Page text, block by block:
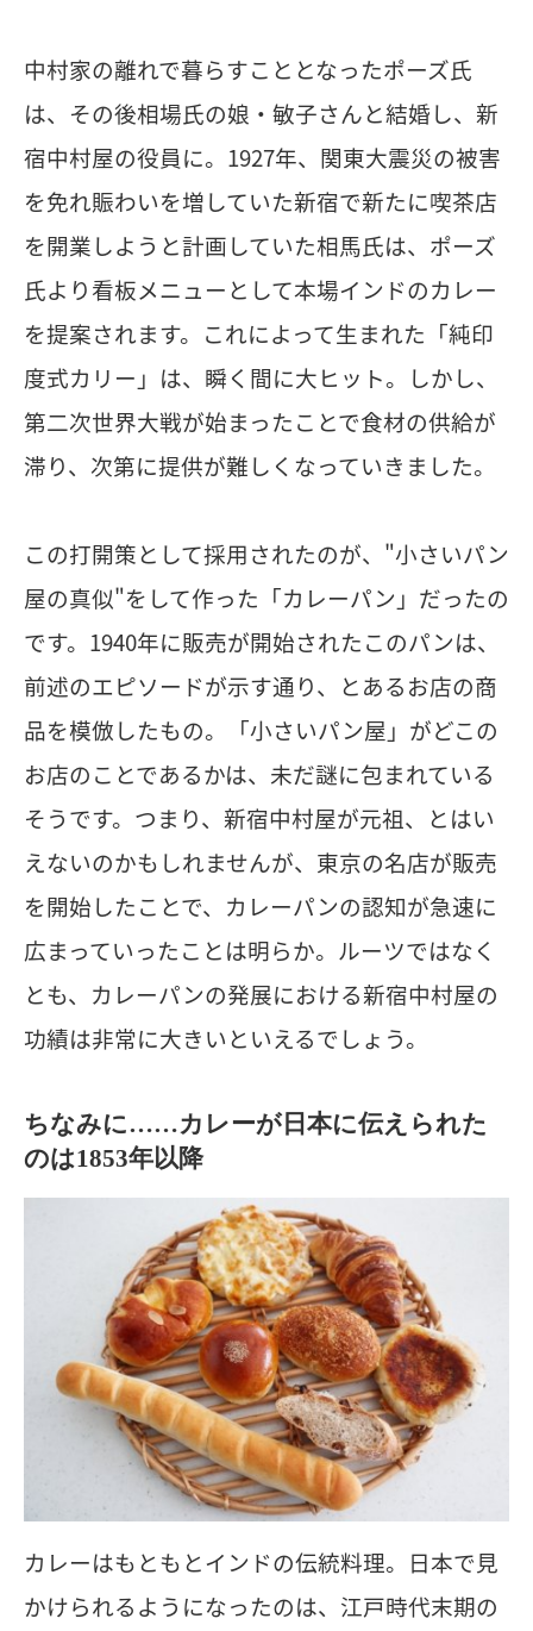
中村家の離れで暮らすこととなったポーズ氏
は、その後相場氏の娘・敏子さんと結婚し、新
宿中村屋の役員に。1927年、関東大震災の被害
を免れ賑わいを増していた新宿で新たに喫茶店
を開業しようと計画していた相馬氏は、ポーズ
氏より看板メニューとして本場インドのカレー
を提案されます。これによって生まれた「純印
度式カリー」は、瞬く間に大ヒット。しかし、
第二次世界大戦が始まったことで食材の供給が
滞り、次第に提供が難しくなっていきました。
この打開策として採用されたのが、"小さいパン
屋の真似"をして作った「カレーパン」だったの
です。1940年に販売が開始されたこのパンは、
前述のエピソードが示す通り、とあるお店の商
品を模倣したもの。「小さいパン屋」がどこの
お店のことであるかは、未だ謎に包まれている
そうです。つまり、新宿中村屋が元祖、とはい
えないのかもしれませんが、東京の名店が販売
を開始したことで、カレーパンの認知が急速に
広まっていったことは明らか。ルーツではなく
とも、カレーパンの発展における新宿中村屋の
功績は非常に大きいといえるでしょう。
ちなみに……カレーが日本に伝えられた
のは1853年以降
カレーはもともとインドの伝統料理。日本で見
かけられるようになったのは、江戸時代末期の